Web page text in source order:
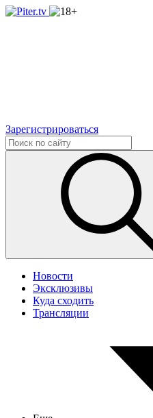
Зарегистрироваться
Новости
Эксклюзивы
Куда сходить
Трансляции